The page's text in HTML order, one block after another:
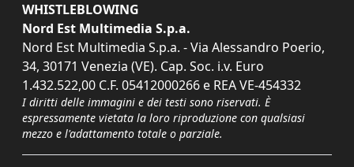
WHISTLEBLOWING
Nord Est Multimedia S.p.a.
Nord Est Multimedia S.p.a. - Via Alessandro Poerio,
34, 30171 Venezia (VE). Cap. Soc. i.v. Euro
1.432.522,00 C.F. 05412000266 e REA VE-454332
I diritti delle immagini e dei testi sono riservati. È
espressamente vietata la loro riproduzione con qualsiasi
mezzo e l'adattamento totale o parziale.